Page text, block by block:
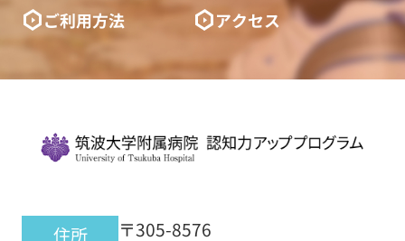
ご利用方法
アクセス
住所
〒305-8576